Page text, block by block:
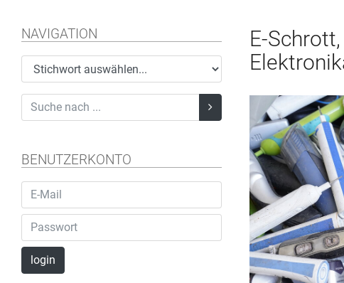
NAVIGATION
BENUTZERKONTO
login
E-